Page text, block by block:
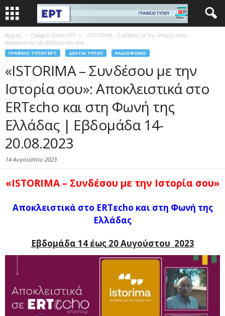
Αρχική Γραφείο Τύπου ΕΡΤ
«ISTORIMA – Συνδέσου με την Ιστορία σου»:
Αποκλειστικά στο ERTεcho και στη...
ΓΡΑΦΕΊΟ ΤΎΠΟΥ ΕΡΤ ΔΕΛΤΊΑ ΤΎΠΟΥ ΡΑΔΙΌΦΩΝΟ
«ISTORIMA – Συνδέσου με την
Ιστορία σου»: Αποκλειστικά στο
ERTεcho και στη Φωνή της
Ελλάδας | Εβδομάδα 14-
20.08.2023
14 Αυγούστου 2023
«ISTORIMA – Συνδέσου με την Ιστορία σου»
Αποκλειστικά στο ERTεcho και στη Φωνή της
Ελλάδας
Εβδομάδα 14 έως 20 Αυγούστου 2023